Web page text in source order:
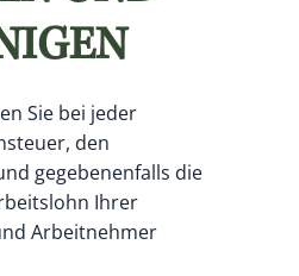
Sie bei jeder
den
gegebenenfalls die
Ihrer
Arbeitnehmer